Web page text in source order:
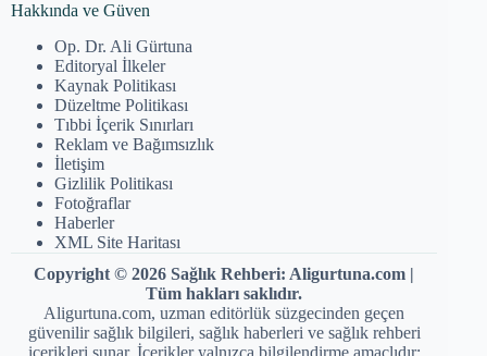
Hakkında ve Güven
Op. Dr. Ali Gürtuna
Editoryal İlkeler
Kaynak Politikası
Düzeltme Politikası
Tıbbi İçerik Sınırları
Reklam ve Bağımsızlık
İletişim
Gizlilik Politikası
Fotoğraflar
Haberler
XML Site Haritası
Copyright © 2026 Sağlık Rehberi: Aligurtuna.com |
Tüm hakları saklıdır.
Aligurtuna.com, uzman editörlük süzgecinden geçen
güvenilir sağlık bilgileri, sağlık haberleri ve sağlık rehberi
içerikleri sunar. İçerikler yalnızca bilgilendirme amaçlıdır;